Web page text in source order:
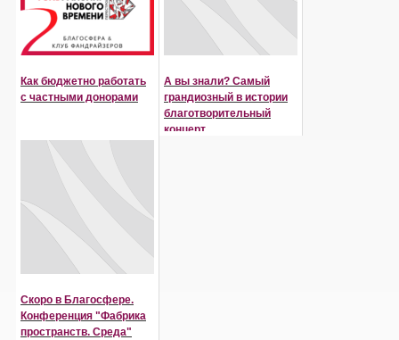
Как бюджетно работать
с частными донорами
А вы знали? Самый
грандиозный в истории
благотворительный
концерт
Скоро в Благосфере.
Конференция "Фабрика
пространств. Среда"